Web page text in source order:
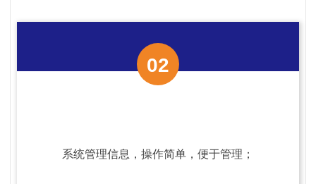
02
系统管理信息，操作简单，便于管理；